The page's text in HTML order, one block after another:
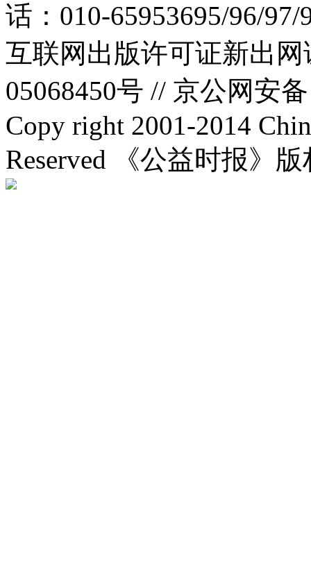
话：010-65953695/96/
互联网出版许可证新出
05068450号 // 京公网安
Copy right 2001-2014
Reserved 《公益时报》